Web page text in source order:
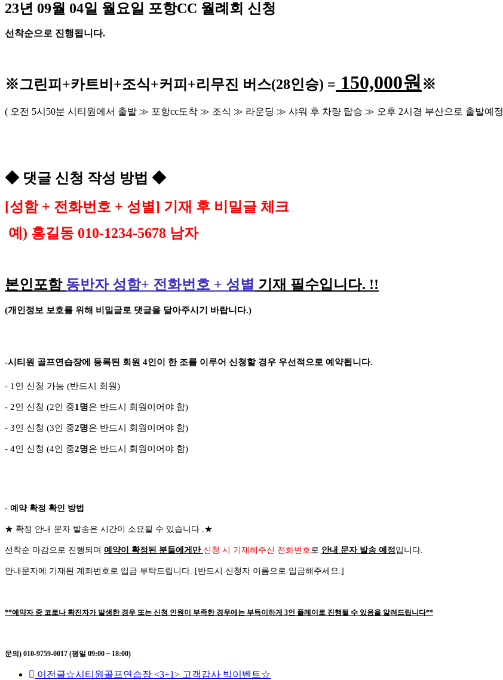
23년 09월 04일 월요일 포항CC 월례회 신청
선착순으로 진행됩니다.
※그린피 +카트비 +조식+커피+리무진 버스(28인승) = 150,000원 ※
( 오전 5시 50분 시티원에서 출발 ≫ 포항cc도착 ≫ 조식 ≫ 라운딩 ≫ 샤워 후 차량 탑승 ≫ 오후 2시경 부산으로 출발예정
◆ 댓글 신청 작성 방법 ◆
[성함 + 전화번호 + 성별] 기재 후 비밀글 체크
예 ) 홍길동 010-1234-5678 남자
본인포함 동반자 성함+ 전화번호 + 성별 기재 필수입니다. !!
(개인정보 보호를 위해 비밀글로 댓글을 달아주시기 바랍니다.)
-시티원 골프연습장에 등록된 회원 4인이 한 조를 이루어 신청할 경우 우선적으로 예약됩니다.
- 1인 신청 가능 (반드시 회원)
- 2인 신청 (2인 중1명은 반드시 회원이어야 함)
- 3인 신청 (3인 중2명은 반드시 회원이어야 함)
- 4인 신청 (4인 중2명은 반드시 회원이어야 함)
- 예약 확정 확인 방법
★ 확정 안내 문자 발송은 시간이 소요될 수 있습니다 .★
선착순 마감으로 진행되며 예약이 확정된 분들에게만 신청 시 기재해주신 전화번호로 안내 문자 발송 예정입니다.
안내문자에 기재된 계좌번호로 입금 부탁드립니다. [반드시 신청자 이름으로 입금해주세요.]
**예약자 중 코로나 확진자가 발생한 경우 또는 신청 인원이 부족한 경우에는 부득이하게 3인 플레이로 진행될 수 있음을 알려드립니다**
문의) 010-9759-0017 (평일 09:00 ~ 18:00)
이전글☆시티원골프연습장 <3+1> 고객감사 빅이벤트☆